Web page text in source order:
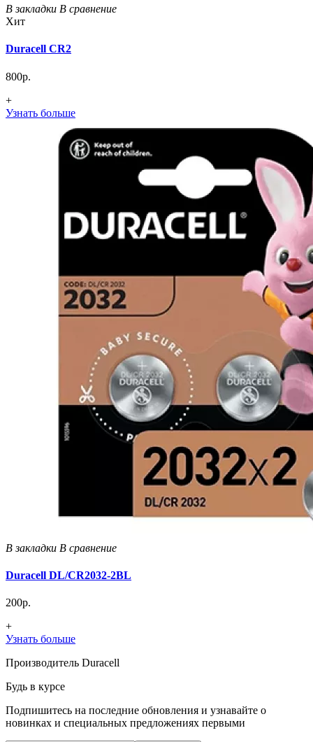
В закладки В сравнение
Хит
Duracell CR2
800р.
+
Узнать больше
В закладки В сравнение
Duracell DL/CR2032-2BL
200р.
+
Узнать больше
Производитель Duracell
Будь в курсе
Подпишитесь на последние обновления и узнавайте о
новинках и специальных предложениях первыми